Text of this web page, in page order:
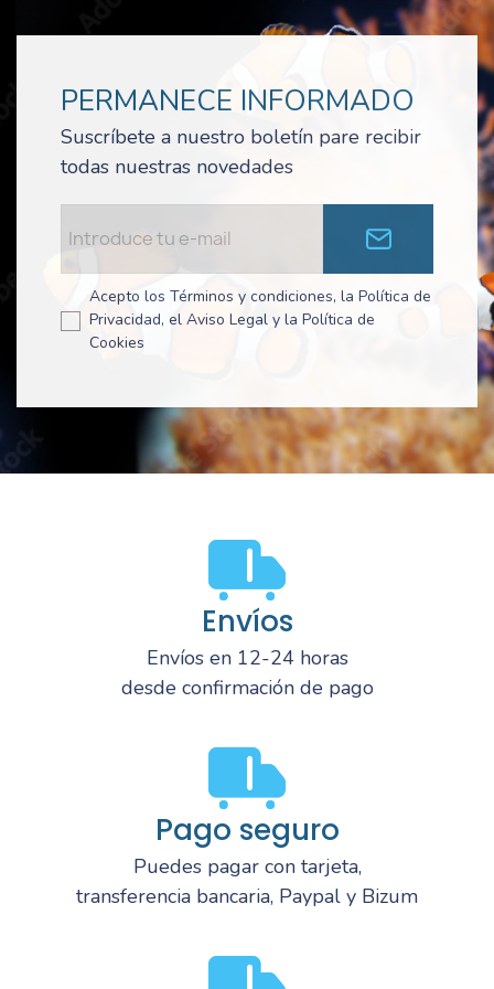
PERMANECE INFORMADO
Suscríbete a nuestro boletín pare recibir
todas nuestras novedades
Acepto los Términos y condiciones, la Política de
Privacidad, el Aviso Legal y la Política de
Cookies
Envíos
Envíos en 12-24 horas
desde confirmación de pago
Pago seguro
Puedes pagar con tarjeta,
transferencia bancaria, Paypal y Bizum